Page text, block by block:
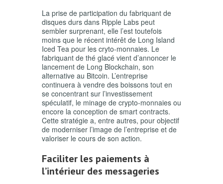
La prise de participation du fabriquant de
disques durs dans Ripple Labs peut
sembler surprenant, elle l’est toutefois
moins que le récent intérêt de Long Island
Iced Tea pour les cryto-monnaies. Le
fabriquant de thé glacé vient d’annoncer le
lancement de Long Blockchain, son
alternative au Bitcoin. L’entreprise
continuera à vendre des boissons tout en
se concentrant sur l’investissement
spéculatif, le minage de crypto-monnaies ou
encore la conception de smart contracts.
Cette stratégie a, entre autres, pour objectif
de moderniser l’image de l’entreprise et de
valoriser le cours de son action.
Faciliter les paiements à
l’intérieur des messageries